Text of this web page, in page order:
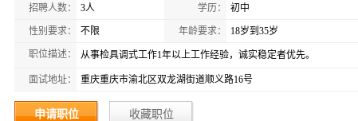
招聘人数： 3人 学历： 初中
性别要求： 不限 年龄要求： 18岁到35岁
职位描述： 从事检具调式工作1年以上工作经验，诚实稳定者优先。
面试地址： 重庆重庆市渝北区双龙湖街道顺义路16号
申请职位 收藏职位